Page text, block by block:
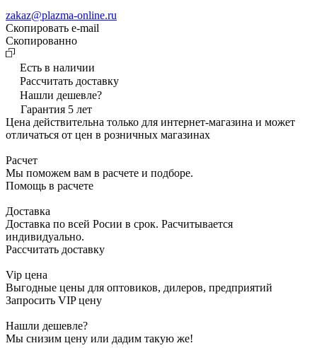
zakaz@plazma-online.ru
Скопировать e-mail
Cкопированно
Есть в наличии
Рассчитать доставку
Нашли дешевле?
Гарантия 5 лет
Цена действительна только для интернет-магазина и может
отличаться от цен в розничных магазинах
Расчет
Мы поможем вам в расчете и подборе.
Помощь в расчете
Доставка
Доставка по всей Росии в срок. Расчитывается
индивидуально.
Рассчитать доставку
Vip цена
Выгодные цены для оптовиков, дилеров, предприятий
Запросить VIP цену
Нашли дешевле?
Мы снизим цену или дадим такую же!